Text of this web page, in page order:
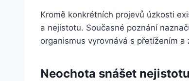
Kromě konkrétních projevů úzkosti
a nejistotu. Současné poznání
organismus vyrovnává s přetížením
Neochota snášet nejistotu